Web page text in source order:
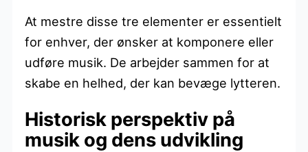
At mestre disse tre elementer er essentielt
for enhver, der ønsker at komponere eller
udføre musik. De arbejder sammen for at
skabe en helhed, der kan bevæge lytteren.
Historisk perspektiv på
musik og dens udvikling